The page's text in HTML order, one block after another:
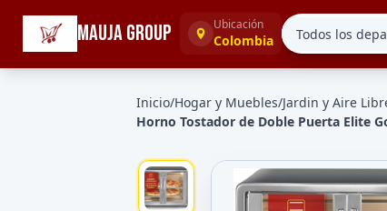
MAUJA GROUP Ubicación
Colombia
☰ Categorías
Inicio/Hogar y Muebles/Jardin y Aire
Horno Tostador de Doble Puerta Elite